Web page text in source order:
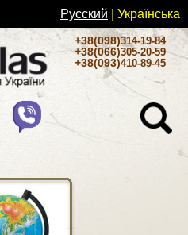
Русский | Українськa
+38(098)314-19-84
+38(066)305-20-59
+38(093)410-89-45